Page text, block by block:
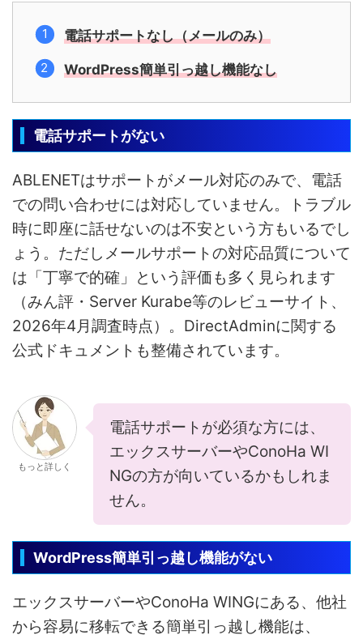
電話サポートなし（メールのみ）
WordPress簡単引っ越し機能なし
電話サポートがない
ABLENETはサポートがメール対応のみで、電話
での問い合わせには対応していません。トラブル
時に即座に話せないのは不安という方もいるでし
ょう。ただしメールサポートの対応品質について
は「丁寧で的確」という評価も多く見られます
（みん評・Server Kurabe等のレビューサイト、
2026年4月調査時点）。DirectAdminに関する
公式ドキュメントも整備されています。
もっと詳しく
電話サポートが必須な方には、
エックスサーバーやConoHa WI
NGの方が向いているかもしれま
せん。
WordPress簡単引っ越し機能がない
エックスサーバーやConoHa WINGにある、他社
から容易に移転できる簡単引っ越し機能は、